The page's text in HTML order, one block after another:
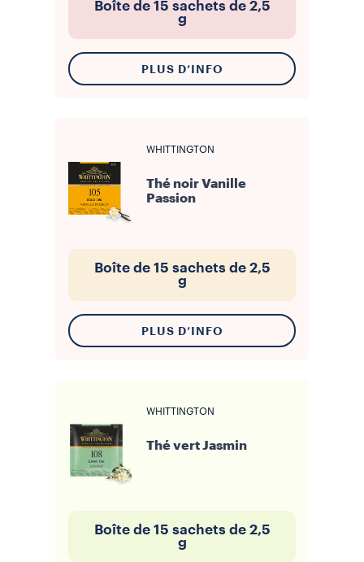
Boîte de 15 sachets de 2,5
g
PLUS D’INFO
WHITTINGTON
Thé noir Vanille
Passion
Boîte de 15 sachets de 2,5
g
PLUS D’INFO
WHITTINGTON
Thé vert Jasmin
Boîte de 15 sachets de 2,5
g